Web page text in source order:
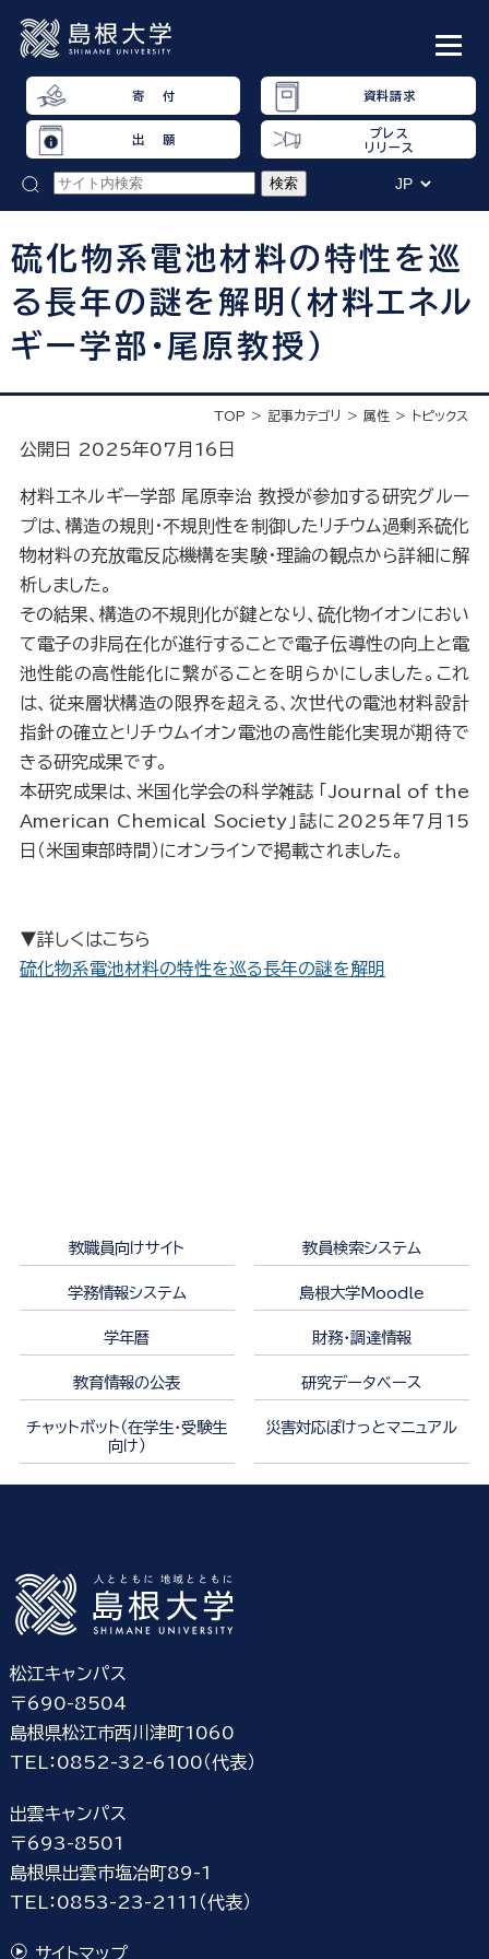
寄 付 資料請求
出 願
プレス
リリース
硫化物系電池材料の特性を巡
る長年の謎を解明（材料エネル
ギー学部・尾原教授）
TOP 記事カテゴリ 属性 トピックス
公開日 2025年07月16日
材料エネルギー学部 尾原幸治 教授が参加する研究グルー
プは、構造の規則・不規則性を制御したリチウム過剰系硫化
物材料の充放電反応機構を実験・理論の観点から詳細に解
析しました。
その結果、構造の不規則化が鍵となり、硫化物イオンにおい
て電子の非局在化が進行することで電子伝導性の向上と電
池性能の高性能化に繋がることを明らかにしました。これ
は、従来層状構造の限界を超える、次世代の電池材料設計
指針の確立とリチウムイオン電池の高性能化実現が期待で
きる研究成果です。
本研究成果は、米国化学会の科学雑誌 「Journal of the
American Chemical Society」誌に2025年７月15
日（米国東部時間）にオンラインで掲載されました。
▼詳しくはこちら
硫化物系電池材料の特性を巡る長年の謎を解明
教職員向けサイト 教員検索システム
学務情報システム 島根大学Moodle
学年暦 財務・調達情報
教育情報の公表 研究データベース
チャットボット（在学生・受験生
向け）
災害対応ぽけっとマニュアル
松江キャンパス
〒690-8504
島根県松江市西川津町1060
TEL：0852-32-6100（代表）
出雲キャンパス
〒693-8501
島根県出雲市塩冶町89-1
TEL：0853-23-2111（代表）
サイトマップ